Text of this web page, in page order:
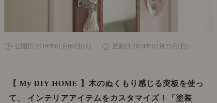
公開日 2019年01月09日(水) 更新日 2024年02月25日(日)
【 My DIY HOME 】木のぬくもり感じる突板を使っ
て、 インテリアアイテムをカスタマイズ！「塗装